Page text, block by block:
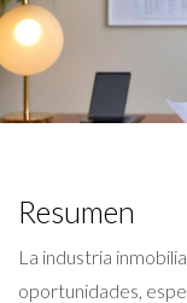
Resumen
La industria
oportunidades,